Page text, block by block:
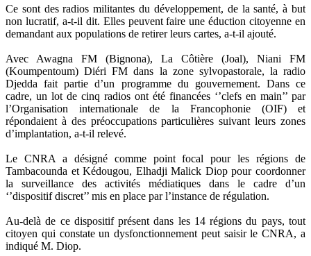
Ce sont des radios militantes du développement, de la santé, à but
non lucratif, a-t-il dit. Elles peuvent faire une éduction citoyenne en
demandant aux populations de retirer leurs cartes, a-t-il ajouté.
Avec Awagna FM (Bignona), La Côtière (Joal), Niani FM
(Koumpentoum) Diéri FM dans la zone sylvopastorale, la radio
Djedda fait partie d’un programme du gouvernement. Dans ce
cadre, un lot de cinq radios ont été financées ‘’clefs en main’’ par
l’Organisation internationale de la Francophonie (OIF) et
répondaient à des préoccupations particulières suivant leurs zones
d’implantation, a-t-il relevé.
Le CNRA a désigné comme point focal pour les régions de
Tambacounda et Kédougou, Elhadji Malick Diop pour coordonner
la surveillance des activités médiatiques dans le cadre d’un
‘’dispositif discret’’ mis en place par l’instance de régulation.
Au-delà de ce dispositif présent dans les 14 régions du pays, tout
citoyen qui constate un dysfonctionnement peut saisir le CNRA, a
indiqué M. Diop.